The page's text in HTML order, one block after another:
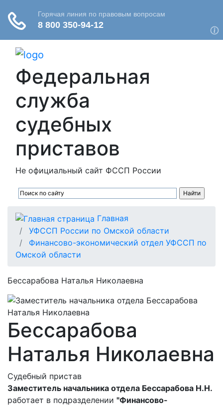
Федеральная
служба
судебных
приставов
Не официальный сайт ФССП России
Главная
УФССП России по Омской области
Финансово-экономический отдел УФССП по
Омской области
Бессарабова Наталья Николаевна
Бессарабова
Наталья Николаевна
Судебный пристав
Заместитель начальника отдела Бессарабова Н.Н.
работает в подразделении "Финансово-